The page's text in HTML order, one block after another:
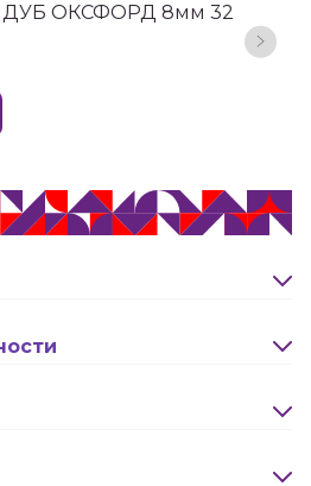
ДУБ ОКСФОРД 8мм 32